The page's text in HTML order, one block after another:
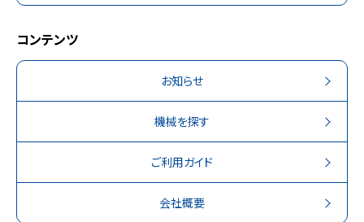
コンテンツ
お知らせ
機械を探す
ご利用ガイド
会社概要